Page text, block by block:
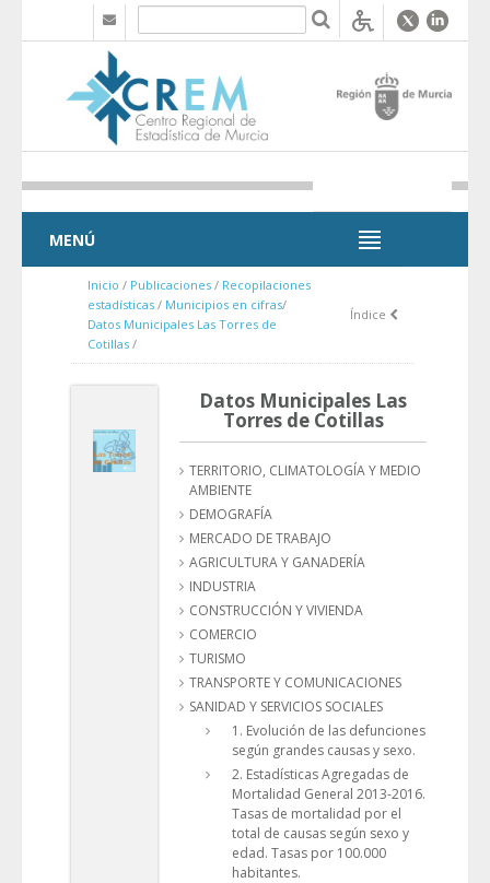
Saltar al contenido
MENÚ
Inicio / Publicaciones / Recopilaciones
estadísticas / Municipios en cifras/
Datos Municipales Las Torres de
Cotillas /
Índice
Datos Municipales Las
Torres de Cotillas
TERRITORIO, CLIMATOLOGÍA Y MEDIO
AMBIENTE
DEMOGRAFÍA
MERCADO DE TRABAJO
AGRICULTURA Y GANADERÍA
INDUSTRIA
CONSTRUCCIÓN Y VIVIENDA
COMERCIO
TURISMO
TRANSPORTE Y COMUNICACIONES
SANIDAD Y SERVICIOS SOCIALES
1. Evolución de las defunciones
según grandes causas y sexo.
2. Estadísticas Agregadas de
Mortalidad General 2013-2016.
Tasas de mortalidad por el
total de causas según sexo y
edad. Tasas por 100.000
habitantes.